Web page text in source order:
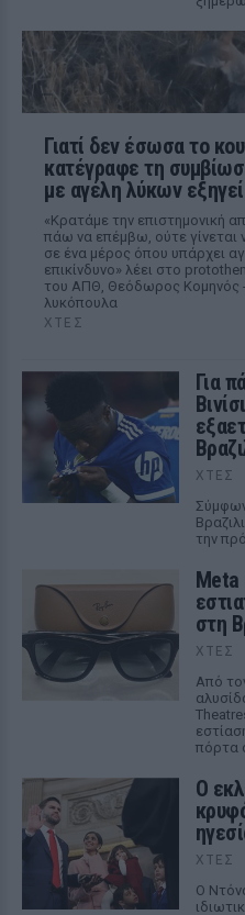
Γιατί δεν έσωσα το
κατέγραφε τη
με αγέλη λύκων
«Κρατάμε την επιστημονική
πάω να επέμβω, ούτε γίνεται
σε ένα μέρος όπου υπάρχει
επικίνδυνο» λέει στο
του ΑΠΘ, Θεόδωρος Κομηνός -
λυκόπουλα
ΧΤΕΣ
Για
ΧΤΕΣ
την
Meta
στη
ΧΤΕΣ
Από
πόρτα
Ο
ΧΤΕΣ
Ο